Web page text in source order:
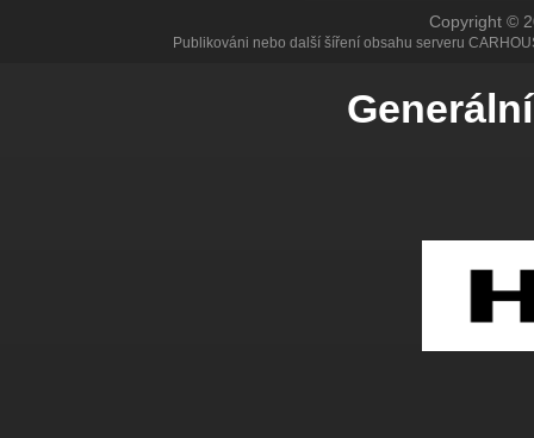
Copyright ©
Publikováni nebo další šíření obsahu serveru